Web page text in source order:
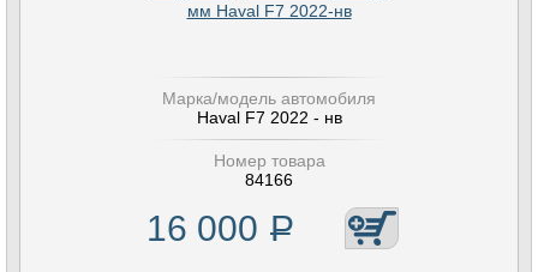
мм Haval F7 2022-нв
Марка/модель автомобиля
Haval F7 2022 - нв
Номер товара
84166
16 000 Р